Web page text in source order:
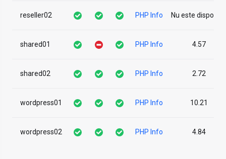
reseller02 PHP Info Nu este disponibil
shared01 PHP Info 4.57
shared02 PHP Info 2.72
wordpress01 PHP Info 10.21
wordpress02 PHP Info 4.84